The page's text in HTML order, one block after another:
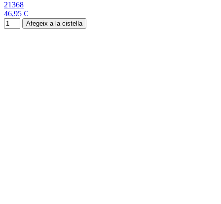
21368
46,95 €
Afegeix a la cistella